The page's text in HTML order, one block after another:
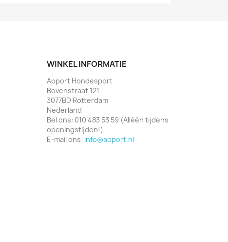
WINKEL INFORMATIE
Apport Hondesport
Bovenstraat 121
3077BD Rotterdam
Nederland
Bel ons: 010 483 53 59 (Alléén tijdens
openingstijden!)
E-mail ons: info@apport.nl